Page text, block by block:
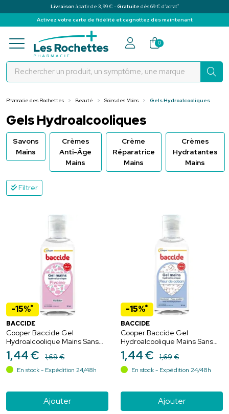
Livraison à partir de 3,99 € -Gratuite dès 69 € d’achat*
Activez votre carte de fidélité et cagnottez dès maintenant
Pharmacie des Rochettes Votre
0
Pharmacie des Rochettes Beauté Soins des Mains Gels Hydroalcooliques
Gels Hydroalcooliques
Savons
Mains
Crèmes
Anti-Âge
Mains
Crème
Réparatrice
Mains
Crèmes
Hydratantes
Mains
Filtrer
-15%*
BACCIDE
Cooper Baccide Gel
Hydroalcoolique Mains Sans
Rinçage Pivoine - 30ml
1,44€ 1,69€
En stock - Expédition 24/48h
Ajouter
-15%*
BACCIDE
Cooper Baccide Gel
Hydroalcoolique Mains Sans
Rinçage Fleur de Coton - 30ml
1,44€ 1,69€
En stock - Expédition 24/48h
Ajouter